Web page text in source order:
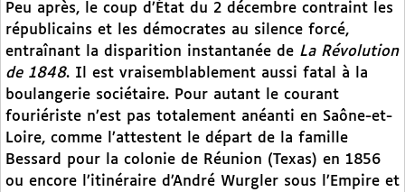
Peu après, le coup d’État du 2 décembre contraint les
républicains et les démocrates au silence forcé,
entraînant la disparition instantanée de La Révolution
de 1848. Il est vraisemblablement aussi fatal à la
boulangerie sociétaire. Pour autant le courant
fouriériste n’est pas totalement anéanti en Saône-et-
Loire, comme l’attestent le départ de la famille
Bessard pour la colonie de Réunion (Texas) en 1856
ou encore l’itinéraire d’André Wurgler sous l’Empire et